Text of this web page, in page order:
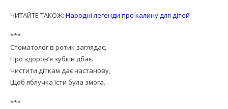
ЧИТАЙТЕ ТАКОЖ: Народні легенди про калину для дітей
***
Стоматолог в ротик заглядає,
Про здоров’я зубків дбає.
Чистити діткам дає настанову,
Щоб яблучка їсти була змога.
***